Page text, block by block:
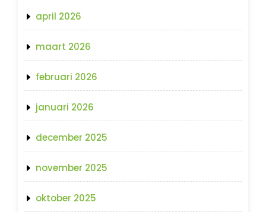
april 2026
maart 2026
februari 2026
januari 2026
december 2025
november 2025
oktober 2025